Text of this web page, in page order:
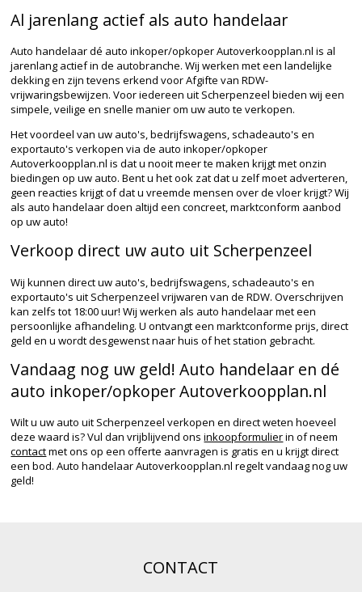
Al jarenlang actief als auto handelaar
Auto handelaar dé auto inkoper/opkoper Autoverkoopplan.nl is al
jarenlang actief in de autobranche. Wij werken met een landelijke
dekking en zijn tevens erkend voor Afgifte van RDW-
vrijwaringsbewijzen. Voor iedereen uit Scherpenzeel bieden wij een
simpele, veilige en snelle manier om uw auto te verkopen.
Het voordeel van uw auto's, bedrijfswagens, schadeauto's en
exportauto's verkopen via de auto inkoper/opkoper
Autoverkoopplan.nl is dat u nooit meer te maken krijgt met onzin
biedingen op uw auto. Bent u het ook zat dat u zelf moet adverteren,
geen reacties krijgt of dat u vreemde mensen over de vloer krijgt? Wij
als auto handelaar doen altijd een concreet, marktconform aanbod
op uw auto!
Verkoop direct uw auto uit Scherpenzeel
Wij kunnen direct uw auto's, bedrijfswagens, schadeauto's en
exportauto's uit Scherpenzeel vrijwaren van de RDW. Overschrijven
kan zelfs tot 18:00 uur! Wij werken als auto handelaar met een
persoonlijke afhandeling. U ontvangt een marktconforme prijs, direct
geld en u wordt desgewenst naar huis of het station gebracht.
Vandaag nog uw geld! Auto handelaar en dé
auto inkoper/opkoper Autoverkoopplan.nl
Wilt u uw auto uit Scherpenzeel verkopen en direct weten hoeveel
deze waard is? Vul dan vrijblijvend onsinkoopformulierin of neem
contactmet ons op een offerte aanvragen is gratis en u krijgt direct
een bod. Auto handelaar Autoverkoopplan.nl regelt vandaag nog uw
geld!
CONTACT